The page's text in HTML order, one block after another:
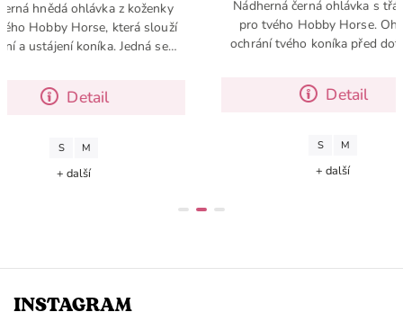
Nádherná hnědá ohlávka z koženky
pro tvého Hobby Horse, která slouží
k vedení a ustájení koníka. Jedná se o
který by v tvé výbavě neměl chybět
Nádherná černá
pro tvého Hobby
ochrání tvého
INSTAGRAM